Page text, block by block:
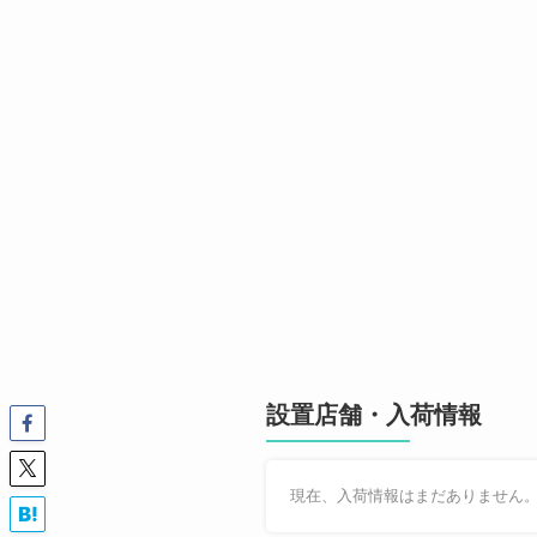
設置店舗・入荷情報
現在、入荷情報はまだありません